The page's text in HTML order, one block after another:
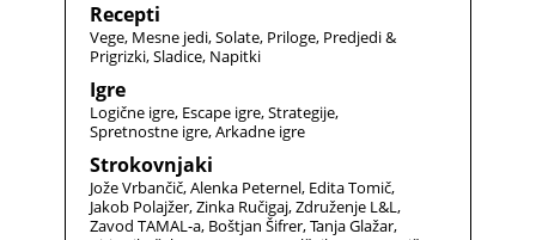
Recepti
Vege Mesne jedi Solate Priloge Predjedi &
Prigrizki Sladice Napitki
Igre
Logične igre Escape igre Strategije
Spretnostne igre Arkadne igre
Strokovnjaki
Jože Vrbančič Alenka Peternel Edita Tomič
Jakob Polajžer Zinka Ručigaj Združenje L&L
Zavod TAMAL-a Boštjan Šifrer Tanja Glažar